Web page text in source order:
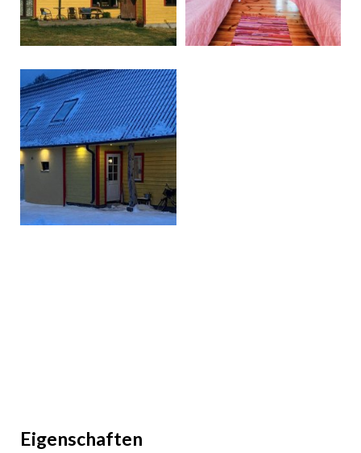
Eigenschaften